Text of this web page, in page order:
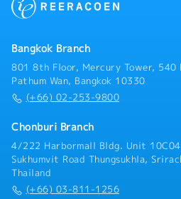
ーシステムの提案営業（中核業
顧客の開拓・将来的にはAGV/
規事業の推進
Bangkok Branch
801 8th Floor, Mercury Tower, 540
Pathum Wan, Bangkok 10330
(+66) 02-253-9800
Chonburi Branch
4/222 Harbormall Bldg. Unit
Sukhumvit Road Thungsukhla,
Thailand
(+66) 03-811-1256